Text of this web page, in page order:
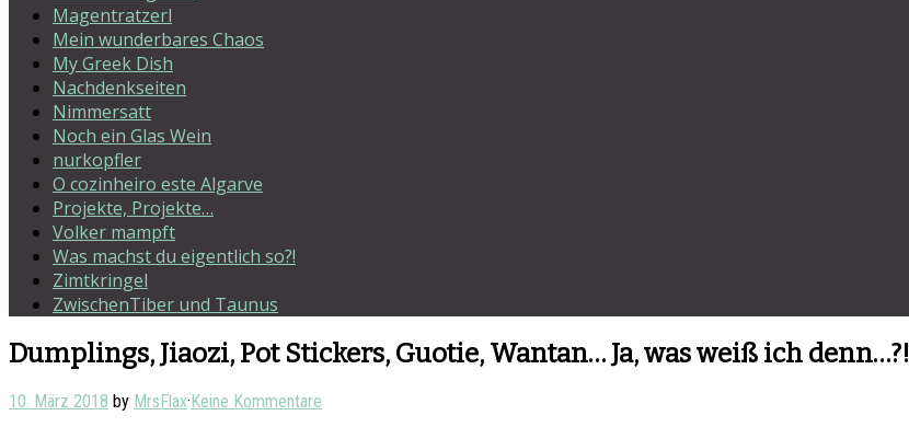
Magentratzerl
Mein wunderbares Chaos
My Greek Dish
Nachdenkseiten
Nimmersatt
Noch ein Glas Wein
nurkopfler
O cozinheiro este Algarve
Projekte, Projekte…
Volker mampft
Was machst du eigentlich so?!
Zimtkringel
ZwischenTiber und Taunus
Dumplings, Jiaozi, Pot Stickers, Guotie, Wantan… Ja, was weiß ich denn…?!
10. März 2018 by MrsFlax·Keine Kommentare